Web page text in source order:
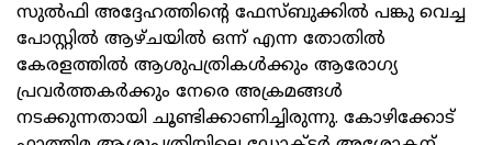
സുല്‍ഫി അദ്ദേഹത്തിന്റെ ഫേസ്ബുക്കില്‍ പങ്കു വെച്ച
പോസ്റ്റില്‍ ആഴ്ചയില്‍ ഒന്ന് എന്ന തോതില്‍
കേരളത്തില്‍ ആശുപത്രികള്‍ക്കും ആരോഗ്യ
പ്രവര്‍ത്തകര്‍ക്കും നേരെ അക്രമങ്ങള്‍
നടക്കുന്നതായി ചൂണ്ടിക്കാണിച്ചിരുന്നു. കോഴിക്കോട്